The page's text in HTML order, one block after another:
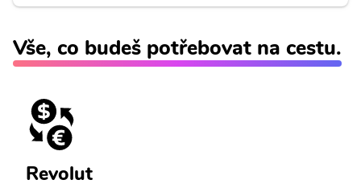
Vše, co budeš potřebovat na cestu.
Revolut